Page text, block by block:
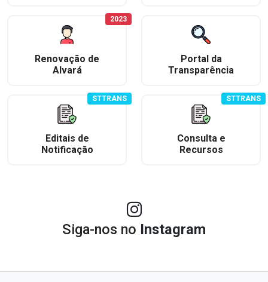
Renovação de
Alvará
2023
Portal da
Transparência
Editais de
Notificação
STTRANS
Consulta e
Recursos
STTRANS
Siga-nos no Instagram